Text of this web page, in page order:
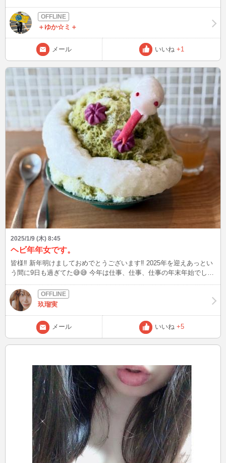
＋ゆか☆ミ＋
メール いいね +1
2025/1/9 (木) 8:45
ヘビ年年女です。
皆様‼️ 新年明けましておめでとうございます‼️ 2025年を迎えあっとい
う間に9日も過ぎてた😅😅 今年は仕事、仕事、仕事の年末年始でし
張ろうと思います😃😃 そんなこんなで、やっとかき氷部🍧🥄出来ま
した！ 今年お初のかき氷はこのかき氷を食べる！と決めてました👍
👍 2025年 干支氷 巳 🐍 縁起の良い可愛い白蛇ちゃんのかき氷です。
抹茶ミルク🍵🥛がベースで、中にはマスカルポーネムースと桃のジャ
ム🍑と桃シロップをかけながら食べる感じ。 抹茶と桃が意外にもめ
っちゃ合う😳😳✨️✨️ 美味しかったです👍👍 さぁ2025年が始まりまし
玖瑠実
メール いいね +5